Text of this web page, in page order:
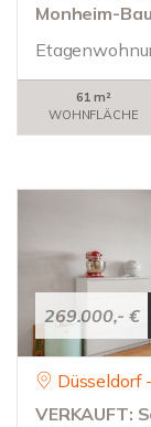
Monheim-
61 m²
WOHNFLÄCHE
269.000,- €
Düsseldorf
VERKAUFT: